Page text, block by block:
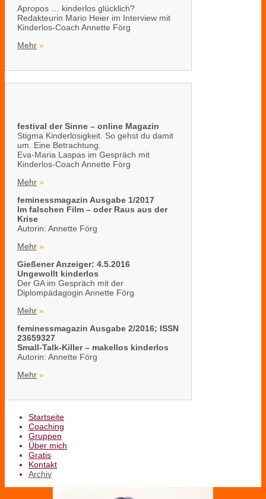
Apropos … kinderlos glücklich?
Redakteurin Mario Heier im Interview mit
Kinderlos-Coach Annette Förg
Mehr »
festival der Sinne – online Magazin
Stigma Kinderlosigkeit. So gehst du damit
um. Eine Betrachtung.
Eva-Maria Laspas im Gespräch mit
Kinderlos-Coach Annette Förg
Mehr »
feminessmagazin Ausgabe 1/2017
Im falschen Film – oder Raus aus der
Krise
Autorin: Annette Förg
Mehr »
Gießener Anzeiger: 4.5.2016
Ungewollt kinderlos
Der GA im Gespräch mit der
Diplompädagogin Annette Förg
Mehr »
feminessmagazin Ausgabe 2/2016; ISSN
23659327
Small-Talk-Killer – makellos kinderlos
Autorin: Annette Förg
Mehr »
Startseite
Coaching
Gruppen
Über mich
Gratis
Kontakt
Archiv